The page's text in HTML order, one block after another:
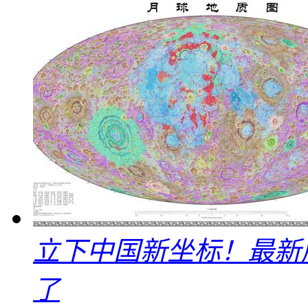
立下中国新坐标！最
了